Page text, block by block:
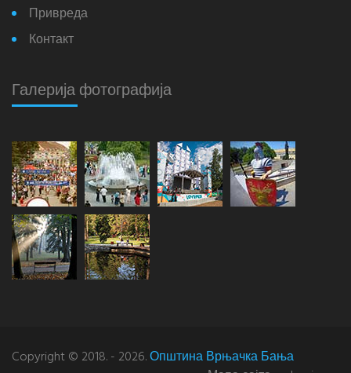
Привреда
Контакт
Галерија фотографија
Copyright © 2018. - 2026.Општина Врњачка Бања